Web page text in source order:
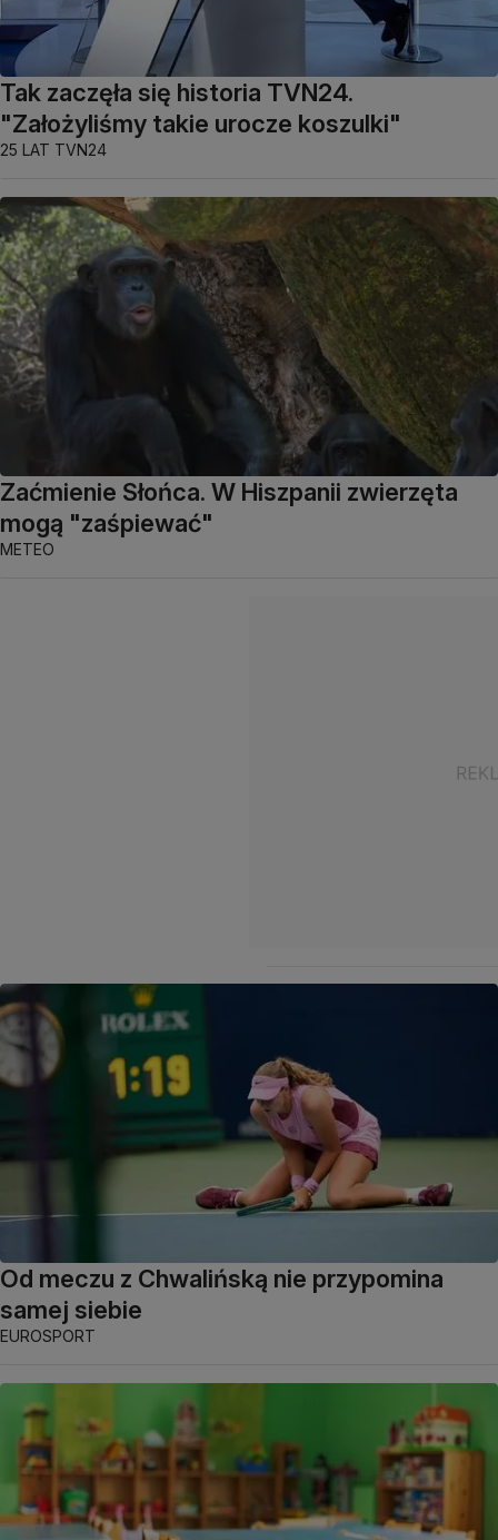
Tak zaczęła się historia TVN24.
"Założyliśmy takie urocze koszulki"
25 LAT TVN24
Zaćmienie Słońca. W Hiszpanii zwierzęta
mogą "zaśpiewać"
METEO
Od meczu z Chwalińską nie przypomina
samej siebie
EUROSPORT